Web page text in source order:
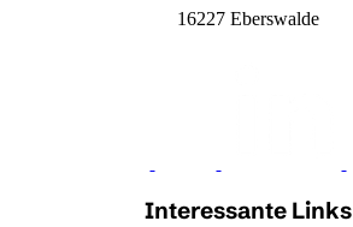
16227 Eberswalde
Interessante Links